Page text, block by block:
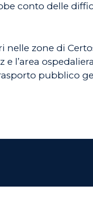
conto delle
zone di
pubblico